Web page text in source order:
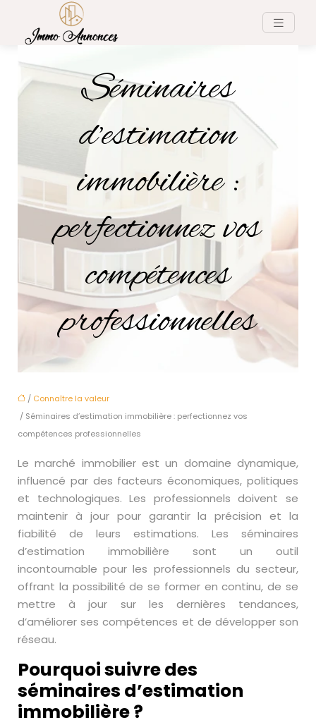
Séminaires
d’estimation
immobilière :
perfectionnez vos
compétences
professionnelles
/ Connaître la valeur
/ Séminaires d’estimation immobilière : perfectionnez vos
compétences professionnelles
Le marché immobilier est un domaine dynamique,
influencé par des facteurs économiques, politiques
et technologiques. Les professionnels doivent se
maintenir à jour pour garantir la précision et la
fiabilité de leurs estimations. Les séminaires
d’estimation immobilière sont un outil
incontournable pour les professionnels du secteur,
offrant la possibilité de se former en continu, de se
mettre à jour sur les dernières tendances,
d’améliorer ses compétences et de développer son
réseau.
Pourquoi suivre des
séminaires d’estimation
immobilière ?